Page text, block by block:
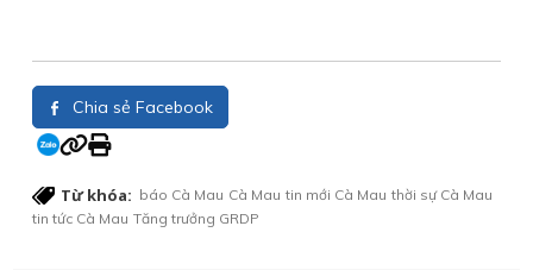
Chia sẻ Facebook
Từ khóa: báo Cà Mau Cà Mau tin mới Cà Mau thời sự Cà Mau
tin tức Cà Mau Tăng trưởng GRDP